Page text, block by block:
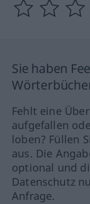
Sie haben
Fehlt eine
aufgefallen
loben? Füllen
aus. Die
optional und
Datenschutz
Anfrage.